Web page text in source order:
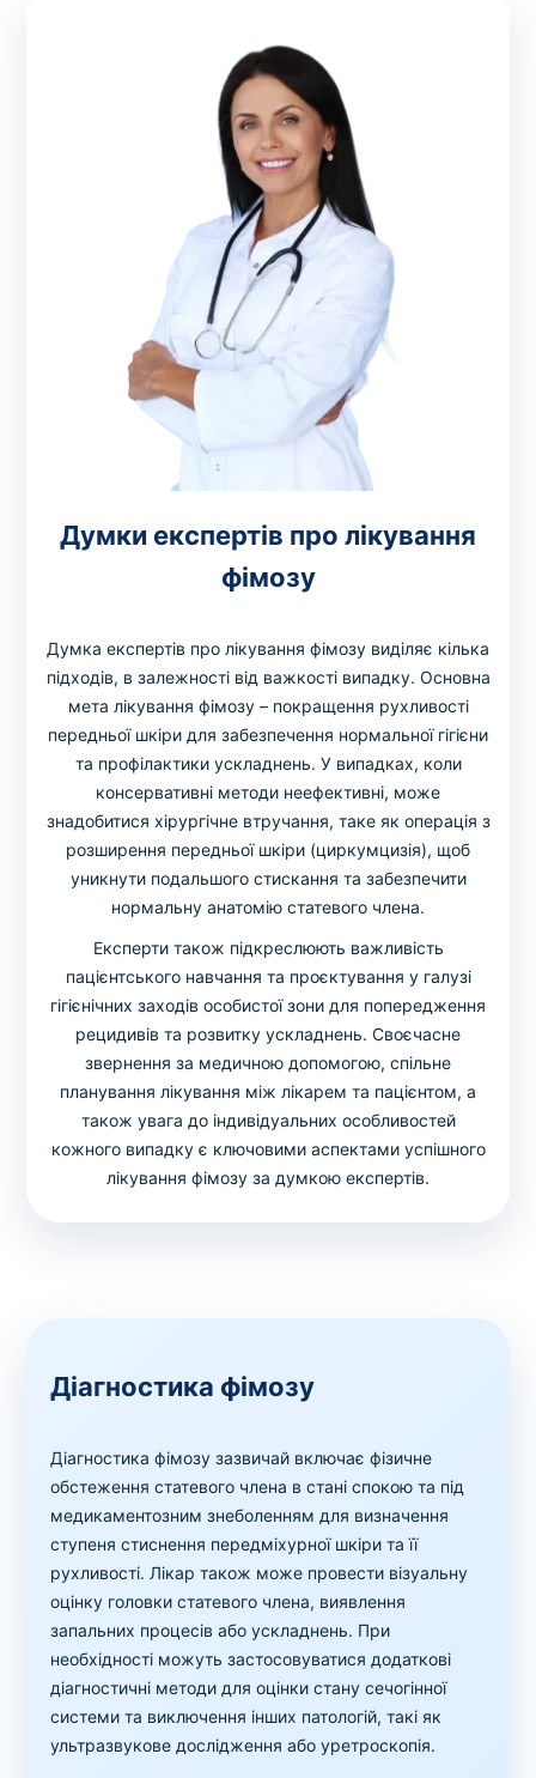
Думки експертів про лікування
фімозу
Думка експертів про лікування фімозу виділяє кілька
підходів, в залежності від важкості випадку. Основна
мета лікування фімозу – покращення рухливості
передньої шкіри для забезпечення нормальної гігієни
та профілактики ускладнень. У випадках, коли
консервативні методи неефективні, може
знадобитися хірургічне втручання, таке як операція з
розширення передньої шкіри (циркумцизія), щоб
уникнути подальшого стискання та забезпечити
нормальну анатомію статевого члена.
Експерти також підкреслюють важливість
пацієнтського навчання та проєктування у галузі
гігієнічних заходів особистої зони для попередження
рецидивів та розвитку ускладнень. Своєчасне
звернення за медичною допомогою, спільне
планування лікування між лікарем та пацієнтом, а
також увага до індивідуальних особливостей
кожного випадку є ключовими аспектами успішного
лікування фімозу за думкою експертів.
Діагностика фімозу
Діагностика фімозу зазвичай включає фізичне
обстеження статевого члена в стані спокою та під
медикаментозним знеболенням для визначення
ступеня стиснення передміхурної шкіри та її
рухливості. Лікар також може провести візуальну
оцінку головки статевого члена, виявлення
запальних процесів або ускладнень. При
необхідності можуть застосовуватися додаткові
діагностичні методи для оцінки стану сечогінної
системи та виключення інших патологій, такі як
ультразвукове дослідження або уретроскопія.